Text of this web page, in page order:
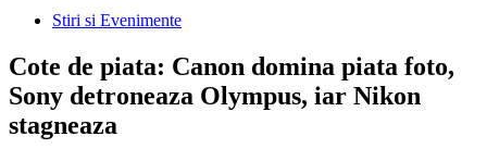
Stiri si Evenimente
Cote de piata: Canon domina piata foto,
Sony detroneaza Olympus, iar Nikon
stagneaza